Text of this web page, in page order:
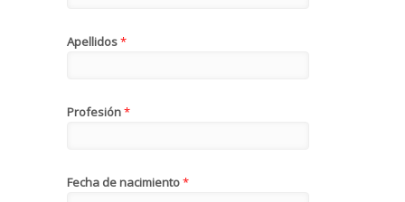
Apellidos*
Profesión*
Fecha de nacimiento*